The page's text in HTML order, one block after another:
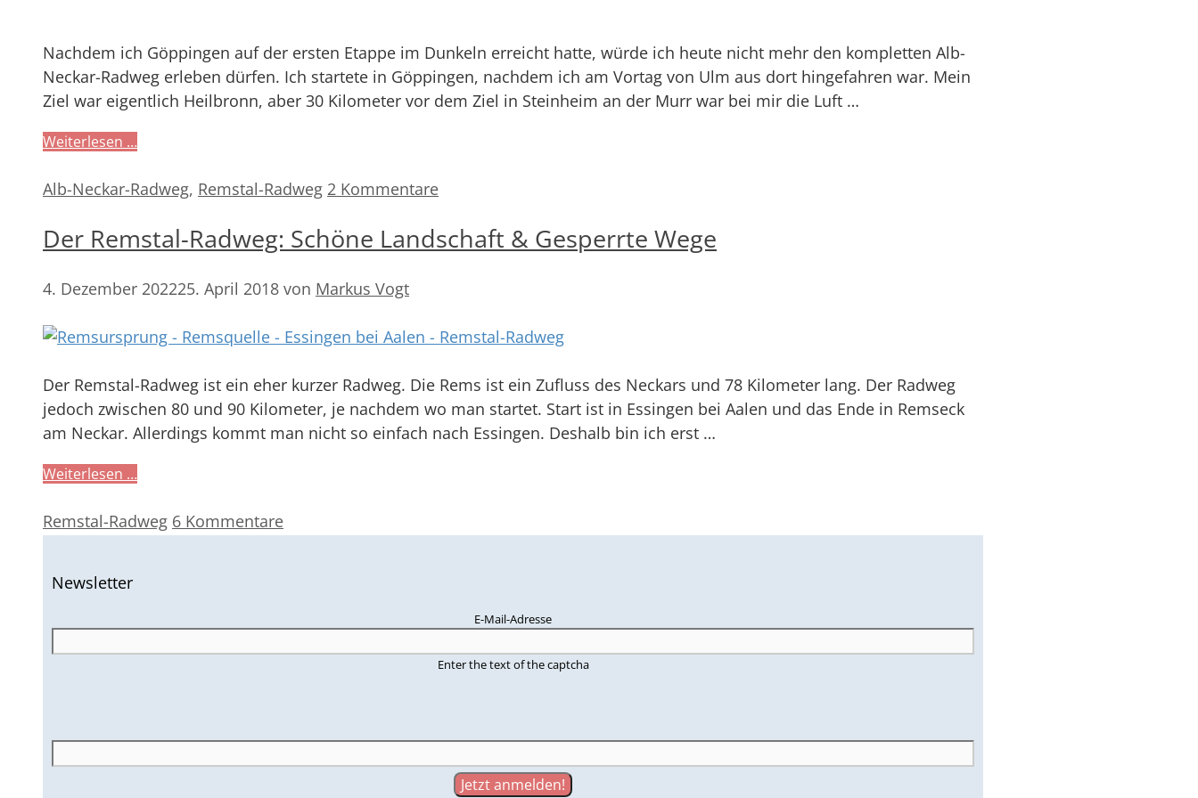
Nachdem ich Göppingen auf der ersten Etappe im Dunkeln erreicht hatte, würde ich heute nicht mehr den kompletten Alb-
Neckar-Radweg erleben dürfen. Ich startete in Göppingen, nachdem ich am Vortag von Ulm aus dort hingefahren war. Mein
Ziel war eigentlich Heilbronn, aber 30 Kilometer vor dem Ziel in Steinheim an der Murr war bei mir die Luft …
Weiterlesen …
Kategorien
Alb-Neckar-Radweg, Remstal-Radweg 2 Kommentare
Der Remstal-Radweg: Schöne Landschaft & Gesperrte Wege
4. Dezember 202225. April 2018 von Markus Vogt
Der Remstal-Radweg ist ein eher kurzer Radweg. Die Rems ist ein Zufluss des Neckars und 78 Kilometer lang. Der Radweg
jedoch zwischen 80 und 90 Kilometer, je nachdem wo man startet. Start ist in Essingen bei Aalen und das Ende in Remseck
am Neckar. Allerdings kommt man nicht so einfach nach Essingen. Deshalb bin ich erst …
Weiterlesen …
Kategorien
Remstal-Radweg 6 Kommentare
Newsletter
E-Mail-Adresse
Enter the text of the captcha